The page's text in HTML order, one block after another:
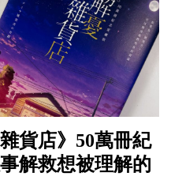
貨店》50萬冊紀
解救想被理解的